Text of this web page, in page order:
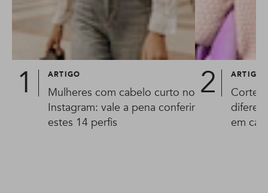
ARTIGO
Mulheres com cabelo curto no
Instagram: vale a pena conferir
estes 14 perfis
ARTIGO
Corte
em